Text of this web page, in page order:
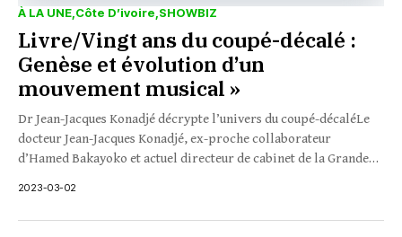
À LA UNE Côte D’ivoire SHOWBIZ
Livre/Vingt ans du coupé-décalé :
Genèse et évolution d’un
mouvement musical »
Dr Jean-Jacques Konadjé décrypte l’univers du coupé-décaléLe
docteur Jean-Jacques Konadjé, ex-proche collaborateur
d’Hamed Bakayoko et actuel directeur de cabinet de la Grande
2023-03-02